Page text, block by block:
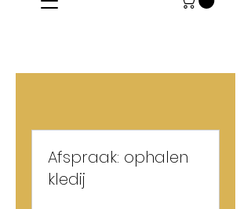
Afspraak: ophalen
kledij